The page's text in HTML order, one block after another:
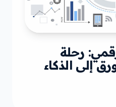
رحلة
إلى الذكاء